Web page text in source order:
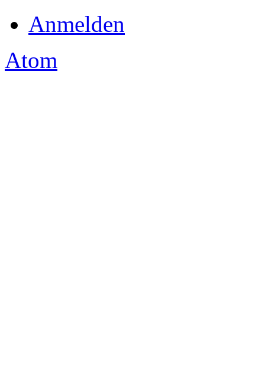
Anmelden
Atom